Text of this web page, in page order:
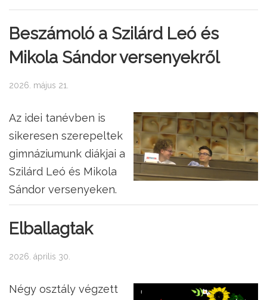
Beszámoló a Szilárd Leó és
Mikola Sándor versenyekről
2026. május 21.
Az idei tanévben is
sikeresen szerepeltek
gimnáziumunk diákjai a
Szilárd Leó és Mikola
Sándor versenyeken.
Elballagtak
2026. április 30.
Négy osztály végzett